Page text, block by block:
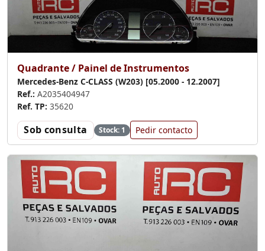
Quadrante / Painel de Instrumentos
Mercedes-Benz C-CLASS (W203) [05.2000 - 12.2007]
Ref.: A2035404947
Ref. TP: 35620
Sob consulta Stock: 1 Pedir contacto